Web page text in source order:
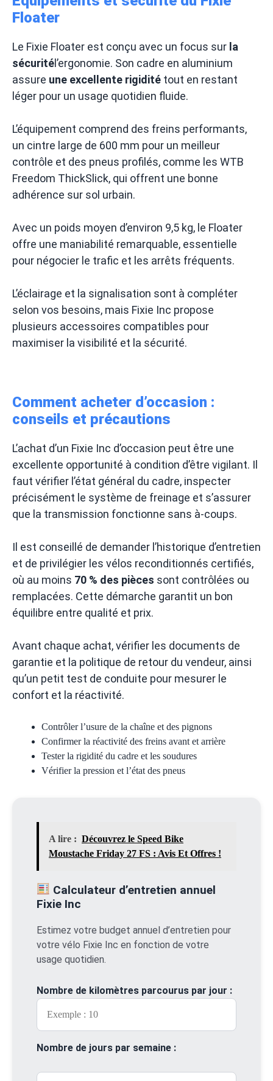
Floater
Le Fixie Floater est conçu avec un focus sur la
sécuritél’ergonomie. Son cadre en aluminium
assure une excellente rigidité tout en restant
léger pour un usage quotidien fluide.
L’équipement comprend des freins performants,
un cintre large de 600 mm pour un meilleur
contrôle et des pneus profilés, comme les WTB
Freedom ThickSlick, qui offrent une bonne
adhérence sur sol urbain.
Avec un poids moyen d’environ 9,5 kg, le Floater
offre une maniabilité remarquable, essentielle
pour négocier le trafic et les arrêts fréquents.
L’éclairage et la signalisation sont à compléter
selon vos besoins, mais Fixie Inc propose
plusieurs accessoires compatibles pour
maximiser la visibilité et la sécurité.
Comment acheter d’occasion :
conseils et précautions
L’achat d’un Fixie Inc d’occasion peut être une
excellente opportunité à condition d’être vigilant. Il
faut vérifier l’état général du cadre, inspecter
précisément le système de freinage et s’assurer
que la transmission fonctionne sans à-coups.
Il est conseillé de demander l’historique d’entretien
et de privilégier les vélos reconditionnés certifiés,
où au moins 70 % des pièces sont contrôlées ou
remplacées. Cette démarche garantit un bon
équilibre entre qualité et prix.
Avant chaque achat, vérifier les documents de
garantie et la politique de retour du vendeur, ainsi
qu’un petit test de conduite pour mesurer le
confort et la réactivité.
Contrôler l’usure de la chaîne et des pignons
Confirmer la réactivité des freins avant et arrière
Tester la rigidité du cadre et les soudures
Vérifier la pression et l’état des pneus
A lire : Découvrez le Speed Bike
Moustache Friday 27 FS : Avis Et Offres !
Calculateur d’entretien annuel
Fixie Inc
Estimez votre budget annuel d’entretien pour
votre vélo Fixie Inc en fonction de votre
usage quotidien.
Nombre de kilomètres parcourus par jour :
Nombre de jours par semaine :